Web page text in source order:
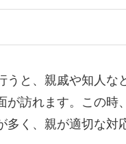
と、親戚や知人な
訪れます。この時
く、親が適切な対